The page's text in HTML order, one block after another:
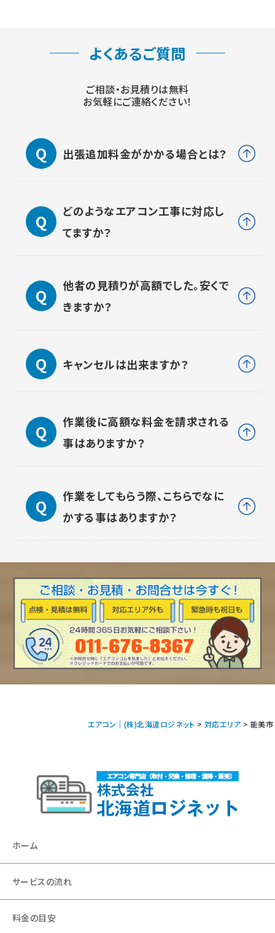
よくあるご質問
ご相談・お見積りは無料
お気軽にご連絡ください！
出張追加料金がかかる場合とは？
どのようなエアコン工事に対応し
てますか？
他者の見積りが高額でした。安くで
きますか？
キャンセルは出来ますか？
作業後に高額な料金を請求される
事はありますか？
作業をしてもらう際、こちらでなに
かする事はありますか？
エアコン｜(株)北海道ロジネット > 対応エリア > 能美市
ホーム
サービスの流れ
料金の目安